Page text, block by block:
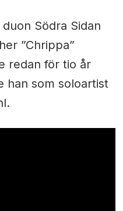
Södra Sidan
”Chrippa”
redan för tio år
han som soloartist